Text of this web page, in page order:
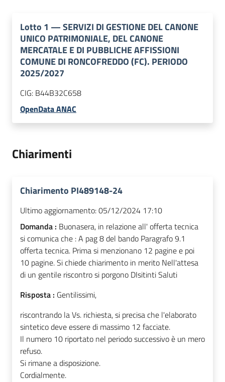
Lotto 1 —SERVIZI DI GESTIONE DEL CANONE
UNICO PATRIMONIALE, DEL CANONE
MERCATALE E DI PUBBLICHE AFFISSIONI
COMUNE DI RONCOFREDDO (FC). PERIODO
2025/2027
CIG: B44B32C658
OpenData ANAC
Chiarimenti
Chiarimento PI489148-24
Ultimo aggiornamento:05/12/2024 17:10
Domanda : Buonasera, in relazione all' offerta tecnica
si comunica che : A pag 8 del bando Paragrafo 9.1
offerta tecnica. Prima si menzionano 12 pagine e poi
10 pagine. Si chiede chiarimento in merito Nell'attesa
di un gentile riscontro si porgono DIsitinti Saluti
Risposta : Gentilissimi,
riscontrando la Vs. richiesta, si precisa che l'elaborato
sintetico deve essere di massimo 12 facciate.
Il numero 10 riportato nel periodo successivo è un mero
refuso.
Si rimane a disposizione.
Cordialmente.